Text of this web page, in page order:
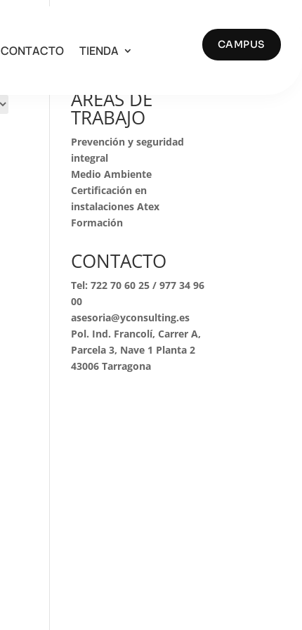
CONTACTO TIENDA CAMPUS
AREAS DE
TRABAJO
Prevención y seguridad
integral
Medio Ambiente
Certificación en
instalaciones Atex
Formación
CONTACTO
Tel:722 70 60 25 /977 34 96
00
asesoria@yconsulting.es
Pol. Ind. Francolí, Carrer A,
Parcela 3, Nave 1 Planta 2
43006 Tarragona